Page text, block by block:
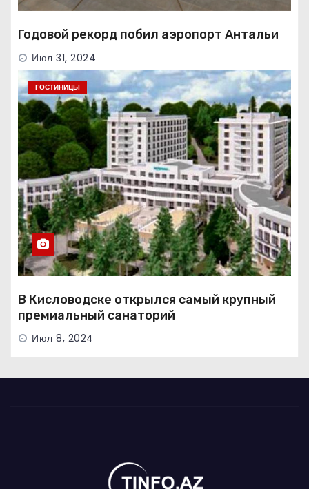
Годовой рекорд побил аэропорт Антальи
Июл 31, 2024
ГОСТИНИЦЫ
В Кисловодске открылся самый крупный
премиальный санаторий
Июл 8, 2024